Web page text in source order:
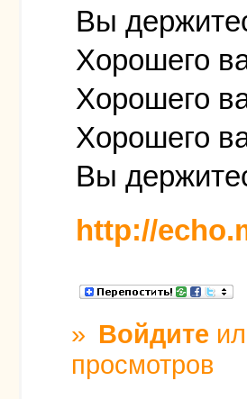
Вы
Хорошего
Хорошего
Хорошего
Вы
http://
» Войдите
просмотров